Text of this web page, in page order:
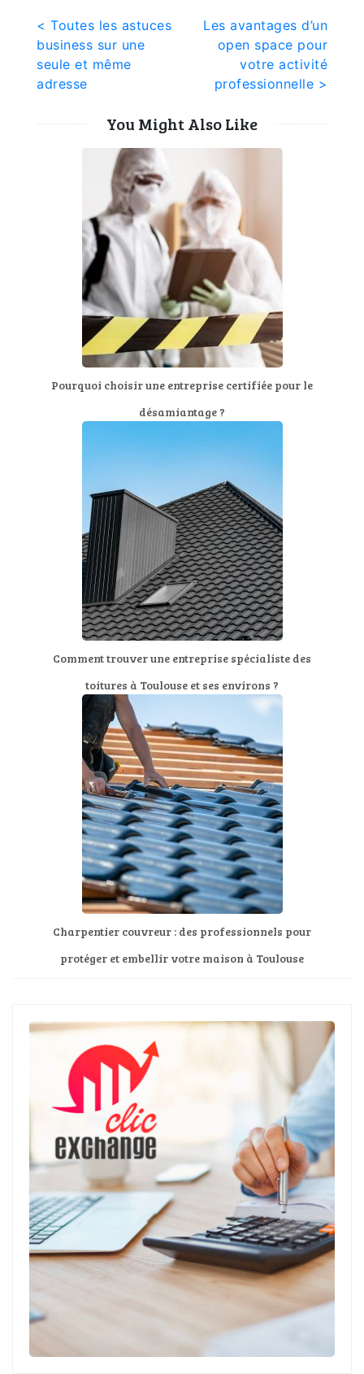
Navigation
l’article
< Toutes les astuces
business sur une
seule et même
adresse
Les avantages d’un
open space pour
votre activité
professionnelle >
You Might Also Like
Pourquoi choisir une entreprise certifiée pour le
désamiantage ?
Comment trouver une entreprise spécialiste des
toitures à Toulouse et ses environs ?
Charpentier couvreur : des professionnels pour
protéger et embellir votre maison à Toulouse